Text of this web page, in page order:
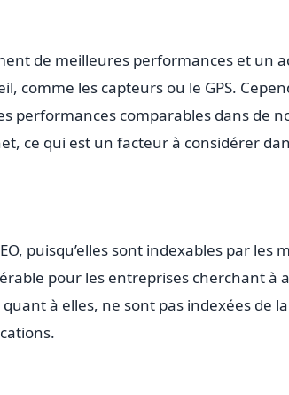
de meilleures performances et un
comme les capteurs ou le GPS.
performances comparables dans de
ce qui est un facteur à considérer
puisqu’elles sont indexables par les
pour les entreprises cherchant à
à elles, ne sont pas indexées de